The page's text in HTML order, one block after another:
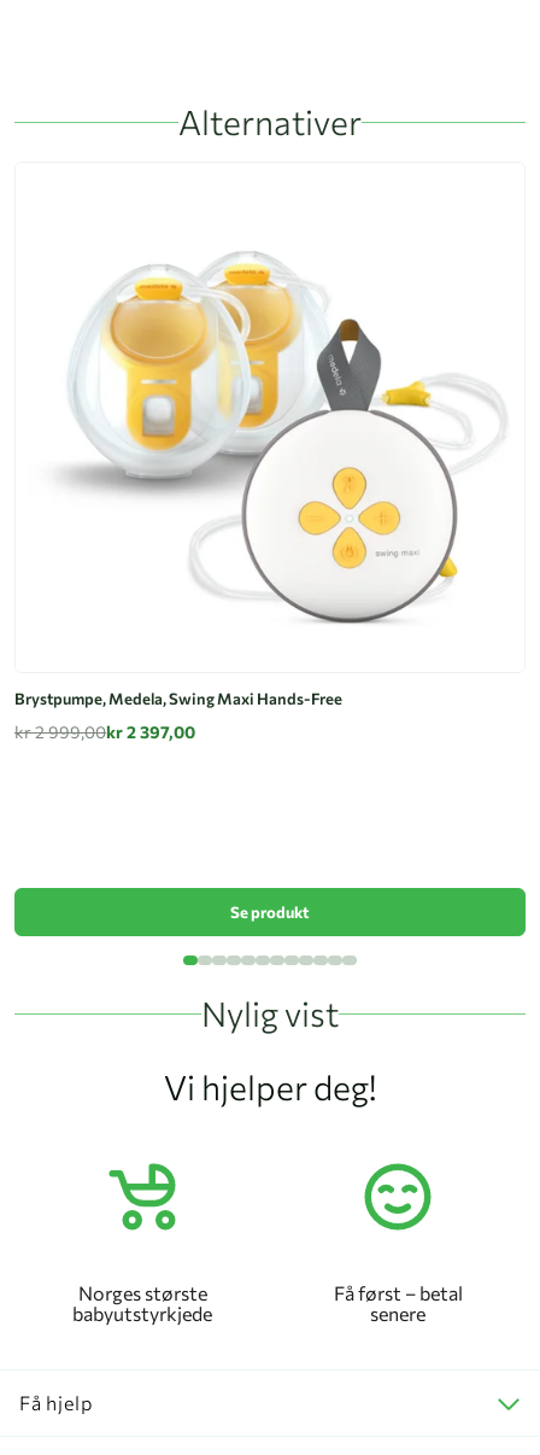
Alternativer
Brystpumpe, Medela, Swing Maxi Hands-Free
kr 2 999,00kr 2 397,00
Se produkt
Nylig vist
Vi hjelper deg!
Norges største
babyutstyrkjede
Få først – betal
senere
Få hjelp